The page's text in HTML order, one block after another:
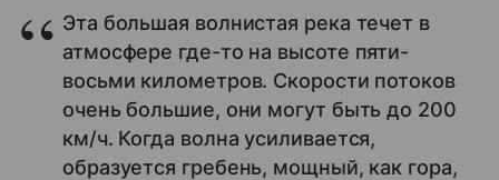
Эта большая волнистая река течет в
атмосфере где-то на высоте пяти-
восьми километров. Скорости потоков
очень большие, они могут быть до 200
км/ч. Когда волна усиливается,
образуется гребень, мощный, как гора,